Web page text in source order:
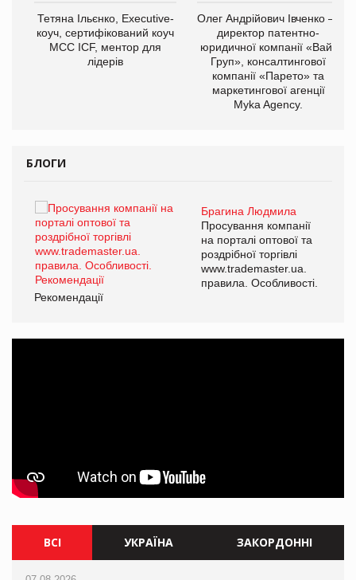
Тетяна Ільєнко, Executive-
коуч, сертифікований коуч
МСС ICF, ментор для
лідерів
Олег Андрійович Івченко —
директор патентно-
юридичної компанії «Вайз
Груп», консалтингової
компанії «Парето» та
маркетингової агенції
Myka Agency.
БЛОГИ
Брагина Людмила
Просування компанії
на порталі оптової та
роздрібної торгівлі
www.trademaster.ua.
правила. Особливості.
Рекомендації
ВСІ УКРАЇНА ЗАКОРДОННІ